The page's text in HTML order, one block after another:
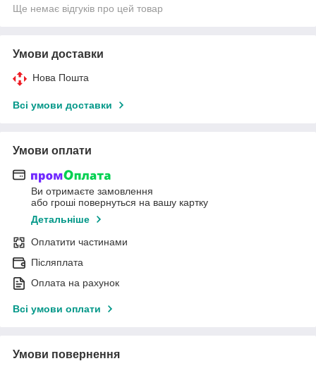
Ще немає відгуків про цей товар
Умови доставки
Нова Пошта
Всі умови доставки
Умови оплати
Ви отримаєте замовлення
або гроші повернуться на вашу картку
Детальніше
Оплатити частинами
Післяплата
Оплата на рахунок
Всі умови оплати
Умови повернення